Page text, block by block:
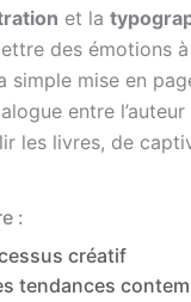
et la
des émotions
simple mise en
entre
les livres, de
:
créatif
tendances